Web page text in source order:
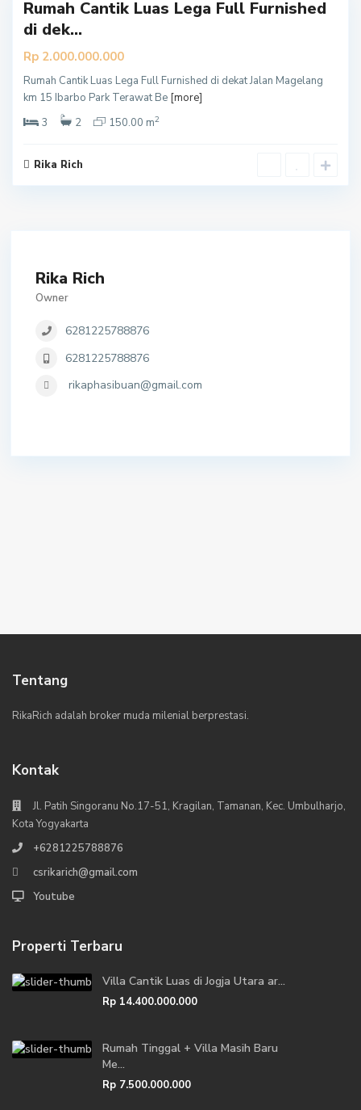
Rumah Cantik Luas Lega Full Furnished
di dek...
Rp 2.000.000.000
Rumah Cantik Luas Lega Full Furnished di dekat Jalan Magelang
km 15 Ibarbo Park Terawat Be [more]
3
2 150.00 m2
Rika Rich
Rika Rich
Owner
6281225788876
6281225788876
rikaphasibuan@gmail.com
Tentang
RikaRich adalah broker muda milenial berprestasi.
Kontak
Jl. Patih Singoranu No.17-51, Kragilan, Tamanan, Kec. Umbulharjo,
Kota Yogyakarta
+6281225788876
csrikarich@gmail.com
Youtube
Properti Terbaru
Villa Cantik Luas di Jogja Utara ar...
Rp 14.400.000.000
Rumah Tinggal + Villa Masih Baru
Me...
Rp 7.500.000.000